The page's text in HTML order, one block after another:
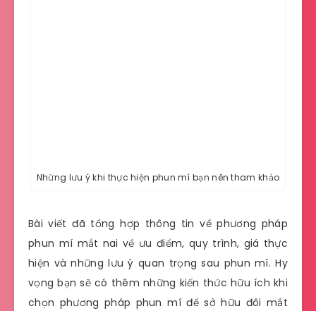
Những lưu ý khi thực hiện phun mí bạn nên tham khảo
Bài viết đã tổng hợp thông tin về phương pháp
phun mí mắt nai về ưu điểm, quy trình, giá thực
hiện và những lưu ý quan trọng sau phun mí. Hy
vọng bạn sẽ có thêm những kiến thức hữu ích khi
chọn phương pháp phun mí để sở hữu đôi mắt